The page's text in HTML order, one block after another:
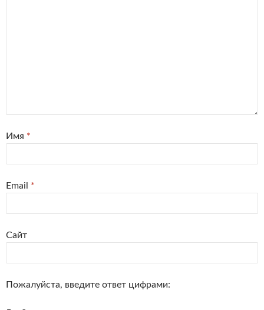
Имя *
Email *
Сайт
Пожалуйста, введите ответ цифрами: